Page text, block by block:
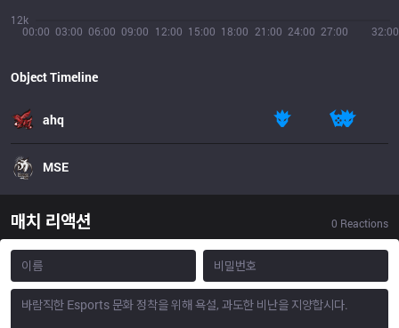
00:00 03:00 06:00 09:00 12:00 15:00 18:00 21:00 24:00 27:00 32:00
12k
Object Timeline
ahq
MSE
매치 리액션 0 Reactions